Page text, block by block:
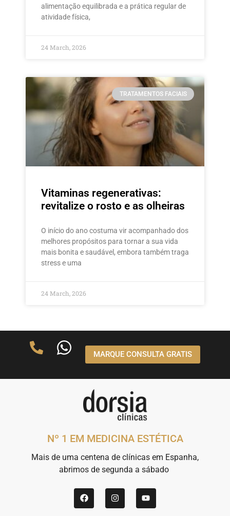
alimentação equilibrada e a prática regular de
atividade física,
24 March, 2026
TRATAMENTOS FACIAIS
Vitaminas regenerativas:
revitalize o rosto e as olheiras
O início do ano costuma vir acompanhado dos
melhores propósitos para tornar a sua vida
mais bonita e saudável, embora também traga
stress e uma
24 March, 2026
MARQUE CONSULTA GRATIS
Nº 1 EM MEDICINA ESTÉTICA
Mais de uma centena de clínicas em Espanha,
abrimos de segunda a sábado